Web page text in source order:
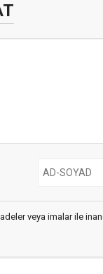
veya imalar ile